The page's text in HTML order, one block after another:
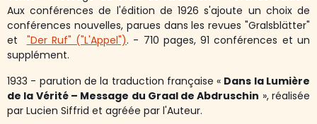
Aux conférences de l'édition de 1926 s'ajoute un choix de
conférences nouvelles, parues dans les revues "Gralsblätter"
et "Der Ruf" ("L'Appel"). - 710 pages, 91 conférences et un
supplément.
1933 - parution de la traduction française« Dans la Lumière
de la Vérité – Message du Graal de Abdruschin », réalisée
par Lucien Siffrid et agréée par l'Auteur.